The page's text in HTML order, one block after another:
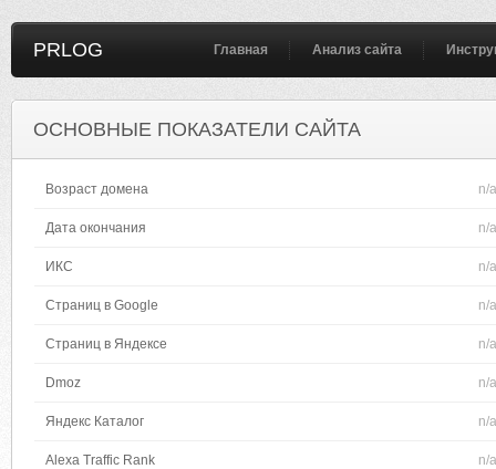
PRLOG Главная Анализ сайта
ОСНОВНЫЕ ПОКАЗАТЕЛИ САЙТА
Возраст домена n/a
Дата окончания n/a
ИКС n/a
Страниц в Google n/a
Страниц в Яндексе n/a
Dmoz n/a
Яндекс Каталог n/a
Alexa Traffic Rank n/a